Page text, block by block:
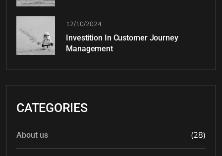
12/10/2024
Investition In Customer Journey
Management
CATEGORIES
About us (28)